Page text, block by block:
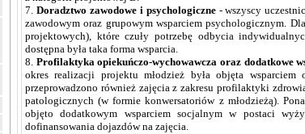
7. Doradztwo zawodowe i psychologiczne- wszyscy
zawodowym oraz grupowym wsparciem psychologicznym.
projektowych), które czuły potrzebę odbycia
dostępna była taka forma wsparcia.
8. Profilaktyka opiekuńczo-wychowawcza oraz dodatkowe
okres realizacji projektu młodzież była objęta wsparciem
przeprowadzono również zajęcia z zakresu profilaktyki
patologicznych (w formie konwersatoriów z młodzieżą).
objęto dodatkowym wsparciem socjalnym w postaci
dofinansowania dojazdów na zajęcia.